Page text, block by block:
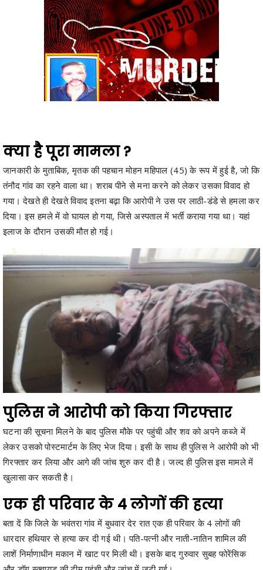
तंनौद गांव का रहने वाला था। शराब पीने से मना करने को लेकर उसका विवाद हो
गया। देखते ही देखते विवाद इतना बढ़ा कि आरोपी ने उस पर लाठी-डंडे से हमला कर
दिया। इस हमले में वो घायल हो गया, जिसे अस्पताल में भर्ती कराया गया था। यहां
इलाज के दौरान उसकी मौत हो गई।
पुलिस ने आरोपी को किया गिरफ्तार
लेकर उसको पोस्टमार्टम के लिए भेज दिया। इसी के साथ ही पुलिस ने आरोपी को भी
गिरफ्तार कर लिया और आगे की जांच शुरु कर दी है। जल्द ही पुलिस इस मामले में
खुलासा कर सकती है।
एक ही परिवार के 4 लोगों की हत्या
धारदार हथियार से हत्या कर दी गई थी। पति-पत्नी और नाती-नातिन शामिल की
लाशें निर्माणाधीन मकान में खाट पर मिली थी। इसके बाद गुरुवार सुबह फोरेंसिक
और डॉग स्क्वायड की टीम पहुंची और जांच में जुटी गई।
किस विवाद में की गई हत्या ?